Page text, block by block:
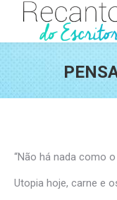
“Não há nada como
Utopia hoje, carne e